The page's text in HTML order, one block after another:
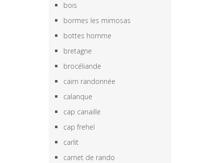
bois
bormes les mimosas
bottes homme
bretagne
brocéliande
cairn randonnée
calanque
cap canaille
cap frehel
carlit
carnet de rando